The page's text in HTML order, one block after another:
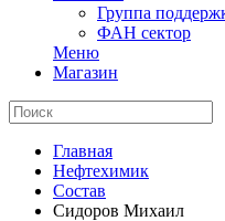
Группа
ФАН сектор
Меню
Магазин
Главная
Нефтехимик
Состав
Сидоров Михаил